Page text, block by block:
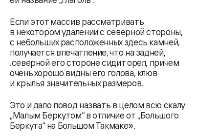
Если этот массив рассматривать
в некотором удалении с северной стороны,
с небольших расположенных здесь камней,
получается впечатление, что на задней,
.северной его стороне сидит орел, причем
очень хорошо видны его голова, клюв
и крылья значительных размеров,
Это и дало повод назвать в целом всю скалу
„Малым Беркутом“ в отличие от „Большого
Беркута“ на Большом Такмаке».